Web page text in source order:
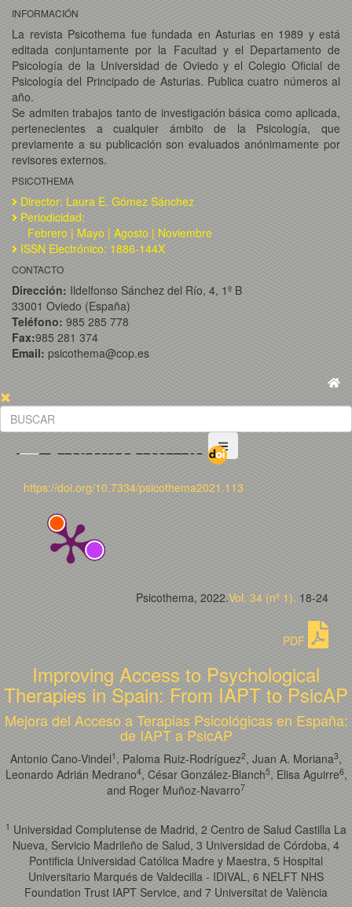
INFORMACIÓN
La revista Psicothema fue fundada en Asturias en 1989 y está
editada conjuntamente por la Facultad y el Departamento de
Psicología de la Universidad de Oviedo y el Colegio Oficial de
Psicología del Principado de Asturias. Publica cuatro números al
año.
Se admiten trabajos tanto de investigación básica como aplicada,
pertenecientes a cualquier ámbito de la Psicología, que
previamente a su publicación son evaluados anónimamente por
revisores externos.
PSICOTHEMA
Director: Laura E. Gómez Sánchez
Periodicidad:
Febrero | Mayo | Agosto | Noviembre
ISSN Electrónico: 1886-144X
CONTACTO
Dirección: Ildelfonso Sánchez del Río, 4, 1º B
33001 Oviedo (España)
Teléfono: 985 285 778
Fax:985 281 374
Email: psicothema@cop.es
https://doi.org/10.7334/psicothema2021.113
Psicothema, 2022.Vol. 34 (nº 1). 18-24
PDF
Improving Access to Psychological
Therapies in Spain: From IAPT to PsicAP
Mejora del Acceso a Terapias Psicológicas en España:
de IAPT a PsicAP
Antonio Cano-Vindel1 , Paloma Ruiz-Rodríguez2, Juan A. Moriana3,
Leonardo Adrián Medrano4, César González-Blanch5, Elisa Aguirre6,
and Roger Muñoz-Navarro7
1 Universidad Complutense de Madrid, 2 Centro de Salud Castilla La
Nueva, Servicio Madrileño de Salud, 3 Universidad de Córdoba, 4
Pontificia Universidad Católica Madre y Maestra, 5 Hospital
Universitario Marqués de Valdecilla - IDIVAL, 6 NELFT NHS
Foundation Trust IAPT Service, and 7 Universitat de València